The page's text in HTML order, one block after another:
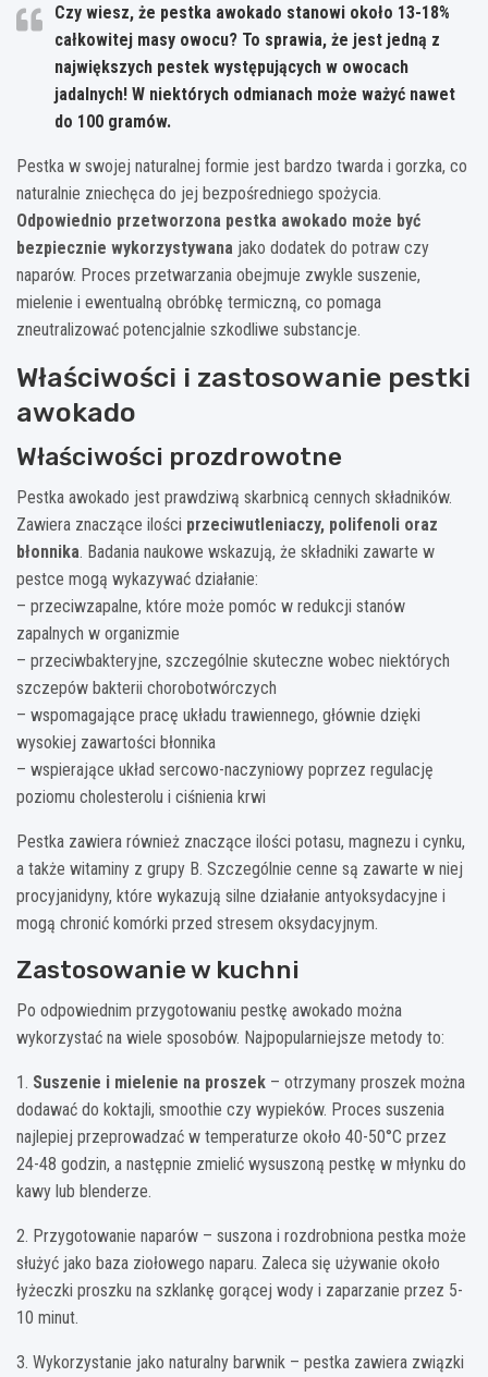
Czy wiesz, że pestka awokado stanowi około 13-18%
całkowitej masy owocu? To sprawia, że jest jedną z
największych pestek występujących w owocach
jadalnych! W niektórych odmianach może ważyć nawet
do 100 gramów.
Pestka w swojej naturalnej formie jest bardzo twarda i gorzka, co
naturalnie zniechęca do jej bezpośredniego spożycia.
Odpowiednio przetworzona pestka awokado może być
bezpiecznie wykorzystywana jako dodatek do potraw czy
naparów. Proces przetwarzania obejmuje zwykle suszenie,
mielenie i ewentualną obróbkę termiczną, co pomaga
zneutralizować potencjalnie szkodliwe substancje.
Właściwości i zastosowanie pestki
awokado
Właściwości prozdrowotne
Pestka awokado jest prawdziwą skarbnicą cennych składników.
Zawiera znaczące ilości przeciwutleniaczy, polifenoli oraz
błonnika. Badania naukowe wskazują, że składniki zawarte w
pestce mogą wykazywać działanie:
– przeciwzapalne, które może pomóc w redukcji stanów
zapalnych w organizmie
– przeciwbakteryjne, szczególnie skuteczne wobec niektórych
szczepów bakterii chorobotwórczych
– wspomagające pracę układu trawiennego, głównie dzięki
wysokiej zawartości błonnika
– wspierające układ sercowo-naczyniowy poprzez regulację
poziomu cholesterolu i ciśnienia krwi
Pestka zawiera również znaczące ilości potasu, magnezu i cynku,
a także witaminy z grupy B. Szczególnie cenne są zawarte w niej
procyjanidyny, które wykazują silne działanie antyoksydacyjne i
mogą chronić komórki przed stresem oksydacyjnym.
Zastosowanie w kuchni
Po odpowiednim przygotowaniu pestkę awokado można
wykorzystać na wiele sposobów. Najpopularniejsze metody to:
1. Suszenie i mielenie na proszek – otrzymany proszek można
dodawać do koktajli, smoothie czy wypieków. Proces suszenia
najlepiej przeprowadzać w temperaturze około 40-50°C przez
24-48 godzin, a następnie zmielić wysuszoną pestkę w młynku do
kawy lub blenderze.
2. Przygotowanie naparów – suszona i rozdrobniona pestka może
służyć jako baza ziołowego naparu. Zaleca się używanie około
łyżeczki proszku na szklankę gorącej wody i zaparzanie przez 5-
10 minut.
3. Wykorzystanie jako naturalny barwnik – pestka zawiera związki